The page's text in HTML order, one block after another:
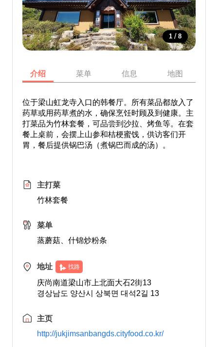
1 / 8
介绍 菜单 信息 地图
位于梁山虹龙寺入口的韩餐厅。所有菜品都放入了
药草或用药草煮的水，确保烹饪时顾及到健康。主
打菜品为竹林套餐，可品尝到沙拉、烤鱼等。在套
餐上桌前，会摆上山参和桔梗蜜饯，供访客们开
胃，餐后提供锅巴汤（煮锅巴而成的汤）。
主打菜
竹林套餐
菜单
蒸蘑菇、什锦炒粉条
地址 找路
庆尚南道梁山市上北面大石2街13
경상남도 양산시 상북면 대석2길 13
主页
http://jukjimsanbangds.cityfood.co.kr/